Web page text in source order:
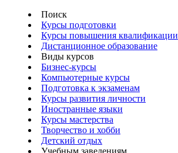
Поиск
Курсы подготовки
Курсы повышения квалификации
Дистанционное образование
Виды курсов
Бизнес-курсы
Компьютерные курсы
Подготовка к экзаменам
Курсы развития личности
Иностранные языки
Курсы мастерства
Творчество и хобби
Детский отдых
Учебным заведениям